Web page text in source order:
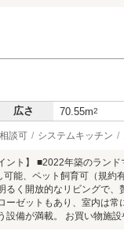
広さ 70.55m2
談可 システムキッチン
ント】 ■2022年築のラン
能、ペット飼育可（規約
るく開放的なリビングで
ーゼットもあり、室内は
設備が満載。 お買い物施